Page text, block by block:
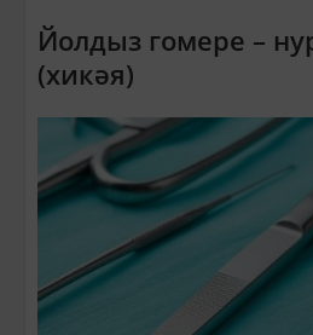
Йолдыз гомере –
(хикәя)